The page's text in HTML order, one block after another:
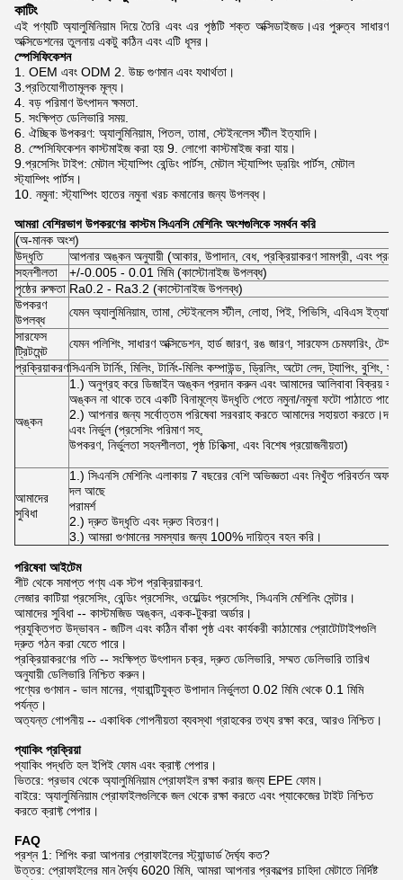
কাটিং
এই পণ্যটি অ্যালুমিনিয়াম দিয়ে তৈরি এবং এর পৃষ্ঠটি শক্ত অক্সিডাইজড।এর পুরুত্ব সাধারণ
অক্সিডেশনের তুলনায় একটু কঠিন এবং এটি ধূসর।
স্পেসিফিকেশন
1. OEM এবং ODM 2. উচ্চ গুণমান এবং যথার্থতা।
3.প্রতিযোগীতামূলক মূল্য।
4. বড় পরিমাণ উৎপাদন ক্ষমতা.
5. সংক্ষিপ্ত ডেলিভারি সময়.
6. ঐচ্ছিক উপকরণ: অ্যালুমিনিয়াম, পিতল, তামা, স্টেইনলেস স্টীল ইত্যাদি।
8. স্পেসিফিকেশন কাস্টমাইজ করা হয় 9. লোগো কাস্টমাইজ করা যায়।
9.প্রসেসিং টাইপ: মেটাল স্ট্যাম্পিং বেন্ডিং পার্টস, মেটাল স্ট্যাম্পিং ড্রয়িং পার্টস, মেটাল
স্ট্যাম্পিং পার্টস।
10. নমুনা: স্ট্যাম্পিং হাতের নমুনা খরচ কমানোর জন্য উপলব্ধ।
আমরা বেশিরভাগ উপকরণের কাস্টম সিএনসি মেশিনিং অংশগুলিকে সমর্থন করি
(অ-মানক অংশ)
উদ্ধৃতি
আপনার অঙ্কন অনুযায়ী (আকার, উপাদান, বেধ, প্রক্রিয়াকরণ সামগ্রী, এবং
সহনশীলতা
+/-0.005 - 0.01 মিমি (কাস্টোনাইজ উপলব্ধ)
পৃষ্ঠের রুক্ষতা Ra0.2 - Ra3.2 (কাস্টোনাইজ উপলব্ধ)
উপকরণ
উপলব্ধ
যেমন অ্যালুমিনিয়াম, তামা, স্টেইনলেস স্টীল, লোহা, পিই, পিভিসি, এবিএস ইত্যাদি।
সারফেস
ট্রিটমেন্ট
যেমন পলিশিং, সাধারণ অক্সিডেশন, হার্ড জারণ, রঙ জারণ, সারফেস চেমফারিং,
প্রক্রিয়াকরণসিএনসি টার্নিং, মিলিং, টার্নিং-মিলিং কম্পাউন্ড, ড্রিলিং, অটো লেদ, ট্যাপিং, বুশিং,
অঙ্কন
1.) অনুগ্রহ করে ডিজাইন অঙ্কন প্রদান করুন এবং আমাদের আলিবাবা বিক্রয়
অঙ্কন না থাকে তবে একটি বিনামূল্যে উদ্ধৃতি পেতে নমুনা/নমুনা ফটো পাঠাতে
2.) আপনার জন্য সর্বোত্তম পরিষেবা সরবরাহ করতে আমাদের সহায়তা করতে।দয়া
এবং নির্ভুল (প্রসেসিং পরিমাণ সহ,
উপকরণ, নির্ভুলতা সহনশীলতা, পৃষ্ঠ চিকিত্সা, এবং বিশেষ প্রয়োজনীয়তা)
আমাদের
সুবিধা
1.) সিএনসি মেশিনিং এলাকায় 7 বছরের বেশি অভিজ্ঞতা এবং নিখুঁত পরিবর্তন
দল আছে
পরামর্শ
2.) দ্রুত উদ্ধৃতি এবং দ্রুত বিতরণ।
3.) আমরা গুণমানের সমস্যার জন্য 100% দায়িত্ব বহন করি।
পরিষেবা আইটেম
শীট থেকে সমাপ্ত পণ্য এক স্টপ প্রক্রিয়াকরণ.
লেজার কাটিয়া প্রসেসিং, বেন্ডিং প্রসেসিং, ওয়েল্ডিং প্রসেসিং, সিএনসি মেশিনিং সেন্টার।
আমাদের সুবিধা -- কাস্টমজিড অঙ্কন, একক-টুকরা অর্ডার।
প্রযুক্তিগত উদ্ভাবন - জটিল এবং কঠিন বাঁকা পৃষ্ঠ এবং কার্যকরী কাঠামোর প্রোটোটাইপগুলি
দ্রুত গঠন করা যেতে পারে।
প্রক্রিয়াকরণের গতি -- সংক্ষিপ্ত উৎপাদন চক্র, দ্রুত ডেলিভারি, সম্মত ডেলিভারি তারিখ
অনুযায়ী ডেলিভারি নিশ্চিত করুন।
পণ্যের গুণমান - ভাল মানের, গ্যারান্টিযুক্ত উপাদান নির্ভুলতা 0.02 মিমি থেকে 0.1 মিমি
পর্যন্ত।
অত্যন্ত গোপনীয় -- একাধিক গোপনীয়তা ব্যবস্থা গ্রাহকের তথ্য রক্ষা করে, আরও নিশ্চিত।
প্যাকিং প্রক্রিয়া
প্যাকিং পদ্ধতি হল ইপিই ফোম এবং ক্রাফ্ট পেপার।
ভিতরে: প্রভাব থেকে অ্যালুমিনিয়াম প্রোফাইল রক্ষা করার জন্য EPE ফোম।
বাইরে: অ্যালুমিনিয়াম প্রোফাইলগুলিকে জল থেকে রক্ষা করতে এবং প্যাকেজের টাইট নিশ্চিত
করতে ক্রাফ্ট পেপার।
FAQ
প্রশ্ন 1: শিপিং করা আপনার প্রোফাইলের স্ট্যান্ডার্ড দৈর্ঘ্য কত?
উত্তর: প্রোফাইলের মান দৈর্ঘ্য 6020 মিমি, আমরা আপনার প্রকল্পের চাহিদা মেটাতে নির্দিষ্ট